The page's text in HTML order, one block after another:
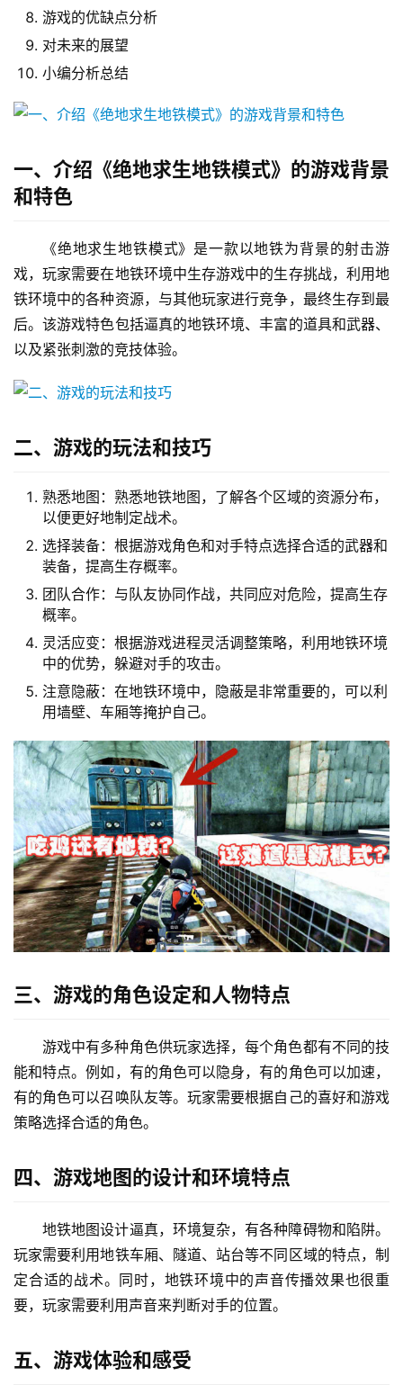
游戏的优缺点分析
对未来的展望
小编分析总结
一、介绍《绝地求生地铁模式》的游戏背景
和特色
《绝地求生地铁模式》是一款以地铁为背景的射击游
戏，玩家需要在地铁环境中生存游戏中的生存挑战，利用地
铁环境中的各种资源，与其他玩家进行竞争，最终生存到最
后。该游戏特色包括逼真的地铁环境、丰富的道具和武器、
以及紧张刺激的竞技体验。
二、游戏的玩法和技巧
熟悉地图：熟悉地铁地图，了解各个区域的资源分布，
以便更好地制定战术。
选择装备：根据游戏角色和对手特点选择合适的武器和
装备，提高生存概率。
团队合作：与队友协同作战，共同应对危险，提高生存
概率。
灵活应变：根据游戏进程灵活调整策略，利用地铁环境
中的优势，躲避对手的攻击。
注意隐蔽：在地铁环境中，隐蔽是非常重要的，可以利
用墙壁、车厢等掩护自己。
三、游戏的角色设定和人物特点
游戏中有多种角色供玩家选择，每个角色都有不同的技
能和特点。例如，有的角色可以隐身，有的角色可以加速，
有的角色可以召唤队友等。玩家需要根据自己的喜好和游戏
策略选择合适的角色。
四、游戏地图的设计和环境特点
地铁地图设计逼真，环境复杂，有各种障碍物和陷阱。
玩家需要利用地铁车厢、隧道、站台等不同区域的特点，制
定合适的战术。同时，地铁环境中的声音传播效果也很重
要，玩家需要利用声音来判断对手的位置。
五、游戏体验和感受